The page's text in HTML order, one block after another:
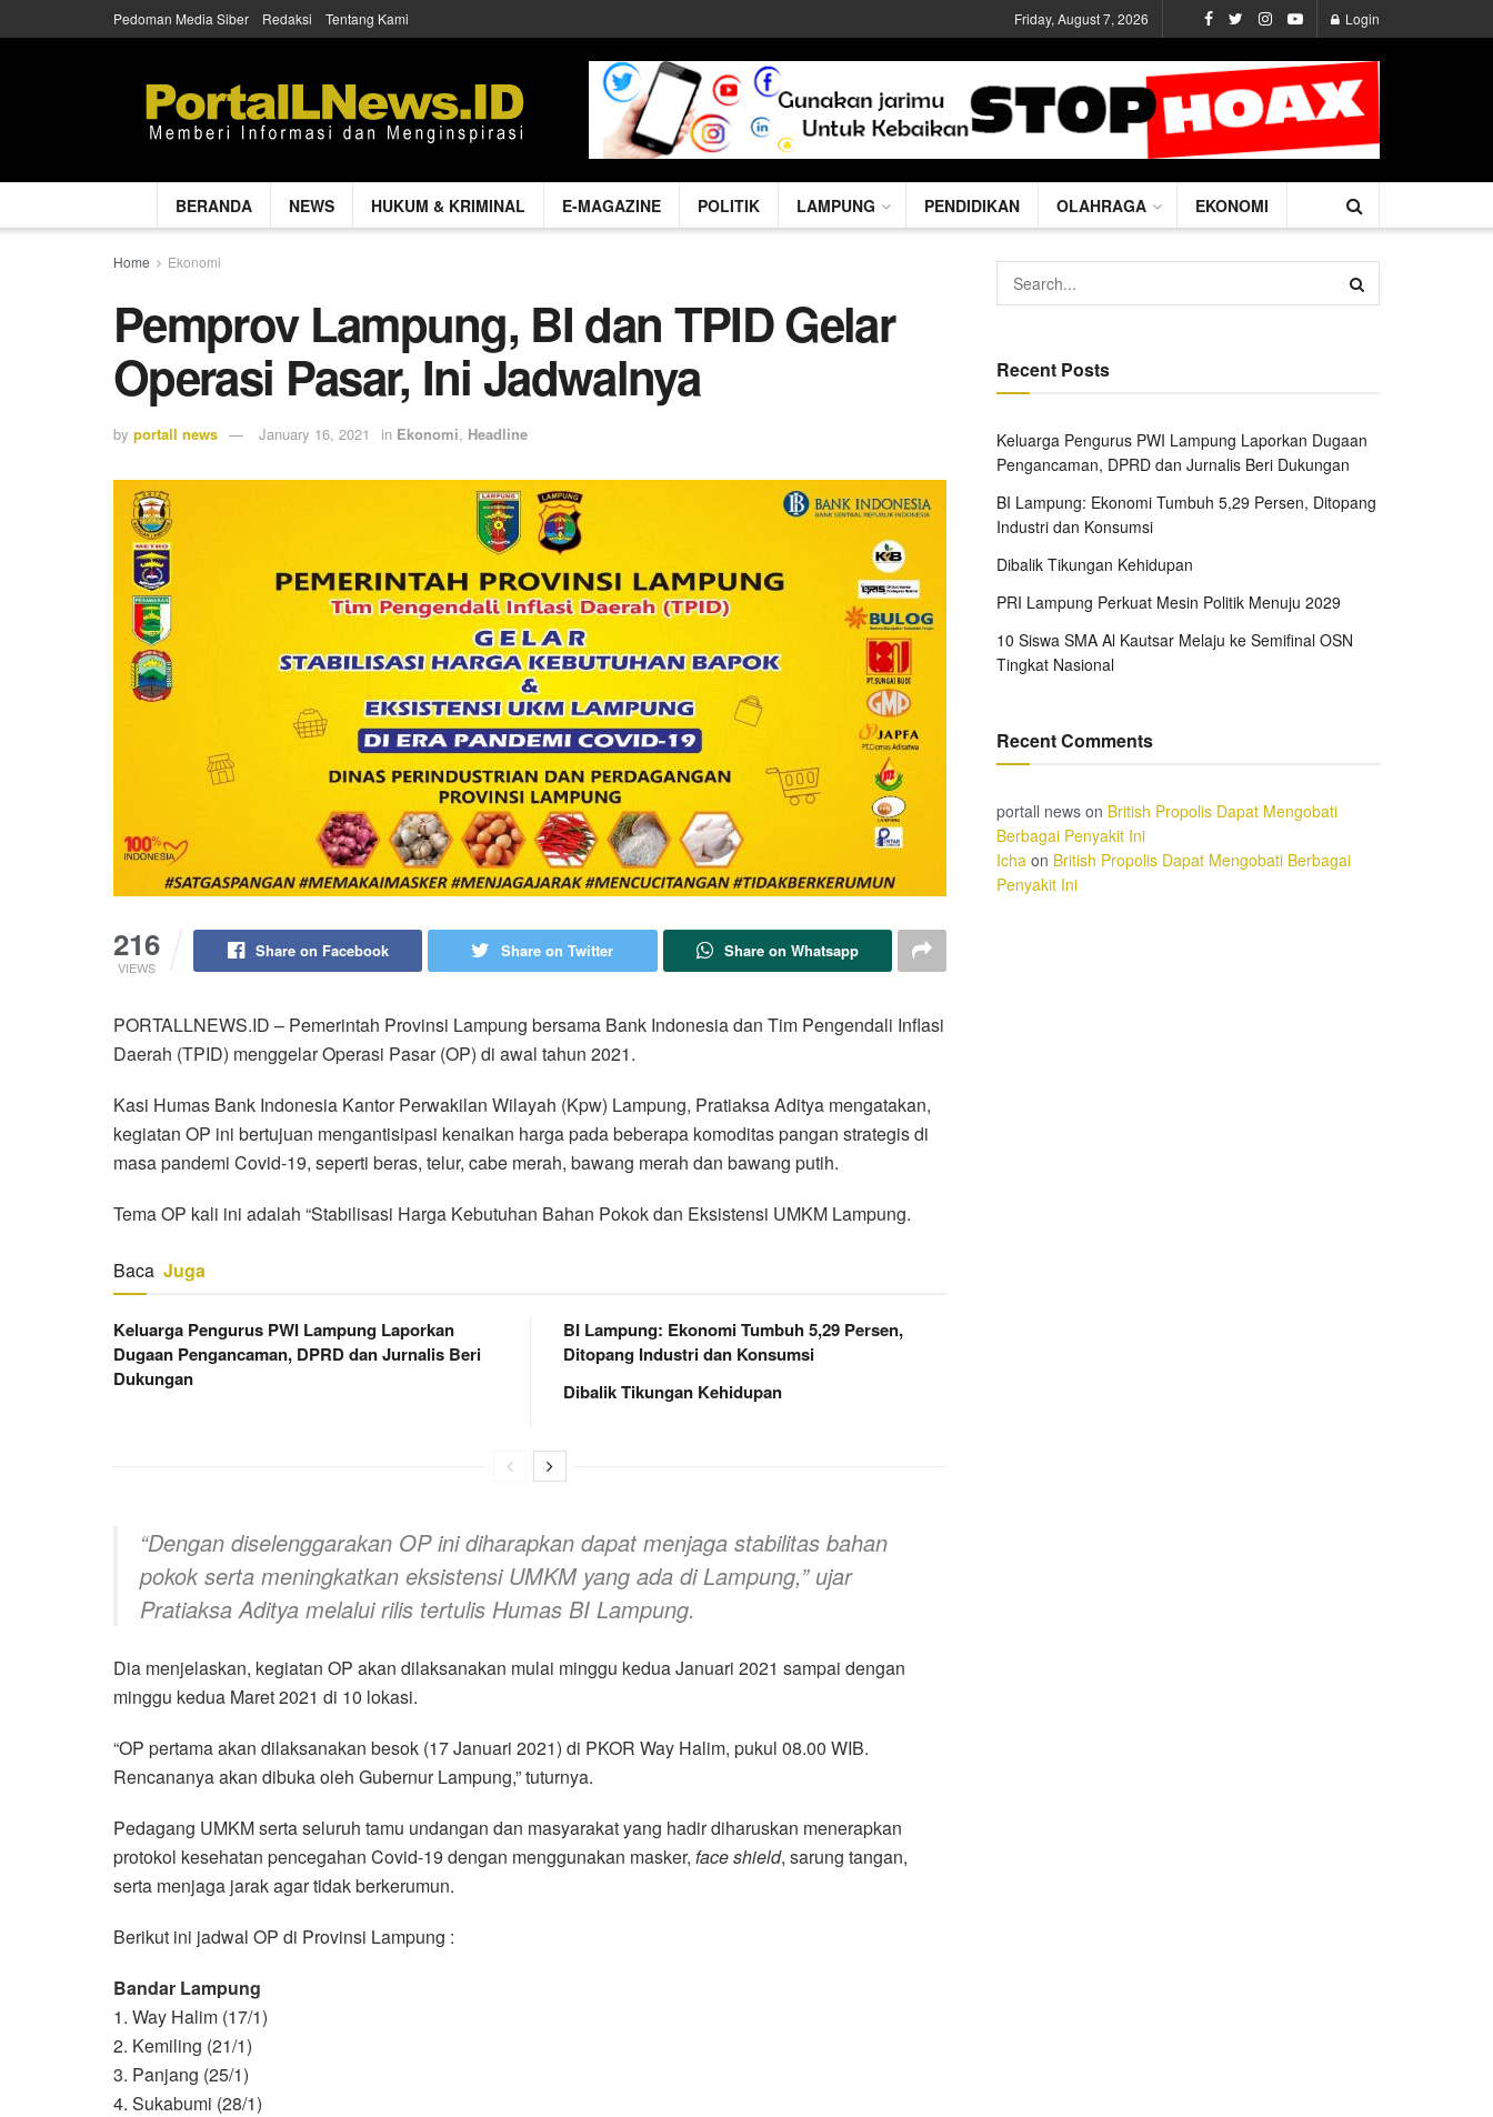
Pedoman Media Siber Redaksi Tentang Kami Friday, August 7, 2026 Login
BERANDA NEWS HUKUM & KRIMINAL E-MAGAZINE POLITIK LAMPUNG PENDIDIKAN OLAHRAGA EKONOMI
Home Ekonomi
Pemprov Lampung, BI dan TPID Gelar
Operasi Pasar, Ini Jadwalnya
by portall news January 16, 2021 in Ekonomi, Headline
216
VIEWS
Share on Facebook Share on Twitter Share on Whatsapp
PORTALLNEWS.ID – Pemerintah Provinsi Lampung bersama Bank Indonesia dan Tim Pengendali Inflasi
Daerah (TPID) menggelar Operasi Pasar (OP) di awal tahun 2021.
Kasi Humas Bank Indonesia Kantor Perwakilan Wilayah (Kpw) Lampung, Pratiaksa Aditya mengatakan,
kegiatan OP ini bertujuan mengantisipasi kenaikan harga pada beberapa komoditas pangan strategis di
masa pandemi Covid-19, seperti beras, telur, cabe merah, bawang merah dan bawang putih.
Tema OP kali ini adalah “Stabilisasi Harga Kebutuhan Bahan Pokok dan Eksistensi UMKM Lampung.
Baca Juga
Keluarga Pengurus PWI Lampung Laporkan
Dugaan Pengancaman, DPRD dan Jurnalis Beri
Dukungan
BI Lampung: Ekonomi Tumbuh 5,29 Persen,
Ditopang Industri dan Konsumsi
Dibalik Tikungan Kehidupan
“Dengan diselenggarakan OP ini diharapkan dapat menjaga stabilitas bahan
pokok serta meningkatkan eksistensi UMKM yang ada di Lampung,” ujar
Pratiaksa Aditya melalui rilis tertulis Humas BI Lampung.
Dia menjelaskan, kegiatan OP akan dilaksanakan mulai minggu kedua Januari 2021 sampai dengan
minggu kedua Maret 2021 di 10 lokasi.
“OP pertama akan dilaksanakan besok (17 Januari 2021) di PKOR Way Halim, pukul 08.00 WIB.
Rencananya akan dibuka oleh Gubernur Lampung,” tuturnya.
Pedagang UMKM serta seluruh tamu undangan dan masyarakat yang hadir diharuskan menerapkan
protokol kesehatan pencegahan Covid-19 dengan menggunakan masker, face shield, sarung tangan,
serta menjaga jarak agar tidak berkerumun.
Berikut ini jadwal OP di Provinsi Lampung :
Bandar Lampung
1. Way Halim (17/1)
2. Kemiling (21/1)
3. Panjang (25/1)
4. Sukabumi (28/1)
Recent Posts
Keluarga Pengurus PWI Lampung Laporkan Dugaan
Pengancaman, DPRD dan Jurnalis Beri Dukungan
BI Lampung: Ekonomi Tumbuh 5,29 Persen, Ditopang
Industri dan Konsumsi
Dibalik Tikungan Kehidupan
PRI Lampung Perkuat Mesin Politik Menuju 2029
10 Siswa SMA Al Kautsar Melaju ke Semifinal OSN
Tingkat Nasional
Recent Comments
portall news on British Propolis Dapat Mengobati
Berbagai Penyakit Ini
Icha on British Propolis Dapat Mengobati Berbagai
Penyakit Ini